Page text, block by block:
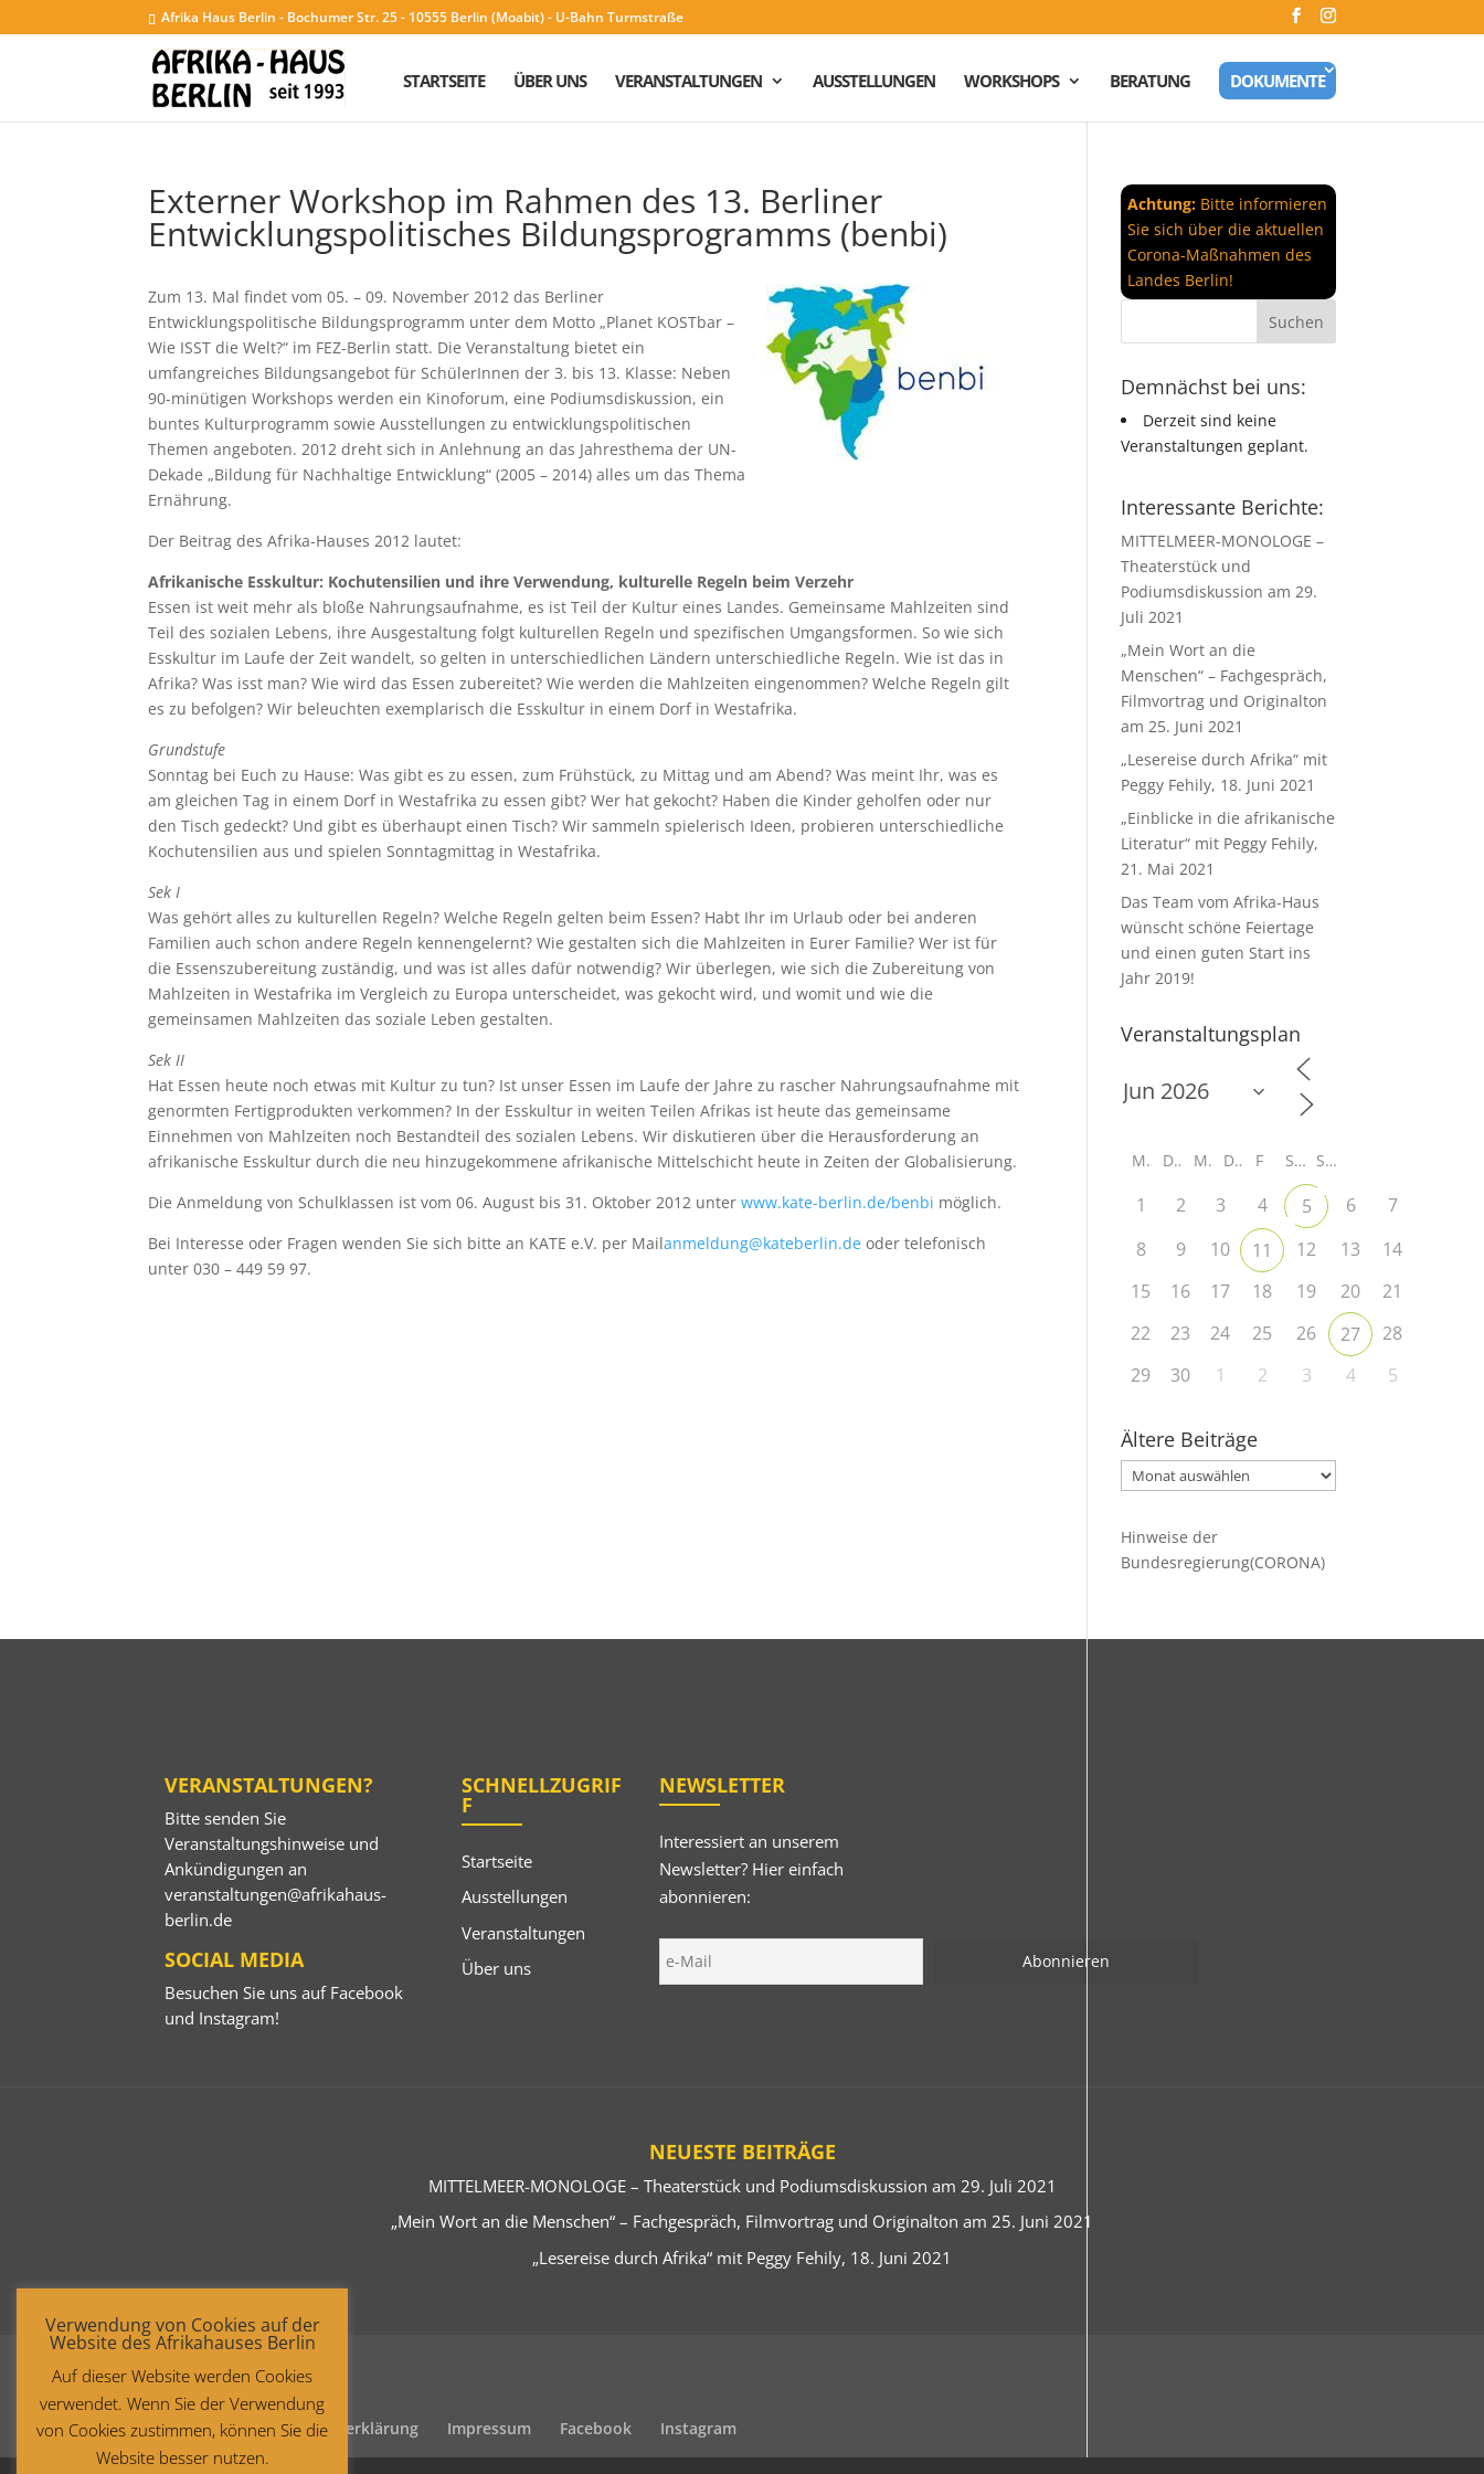
Afrika Haus Berlin - Bochumer Str. 25 - 10555 Berlin (Moabit) - U-Bahn Turmstraße
STARTSEITE ÜBER UNS VERANSTALTUNGEN AUSSTELLUNGEN WORKSHOPS BERATUNG DOKUMENTE
Externer Workshop im Rahmen des 13. Berliner
Entwicklungspolitisches Bildungsprogramms (benbi)
Zum 13. Mal findet vom 05. – 09. November 2012 das Berliner
Entwicklungspolitische Bildungsprogramm unter dem Motto „Planet KOSTbar –
Wie ISST die Welt?“ im FEZ-Berlin statt. Die Veranstaltung bietet ein
umfangreiches Bildungsangebot für SchülerInnen der 3. bis 13. Klasse: Neben
90-minütigen Workshops werden ein Kinoforum, eine Podiumsdiskussion, ein
buntes Kulturprogramm sowie Ausstellungen zu entwicklungspolitischen
Themen angeboten. 2012 dreht sich in Anlehnung an das Jahresthema der UN-
Dekade „Bildung für Nachhaltige Entwicklung“ (2005 – 2014) alles um das Thema
Ernährung.
Der Beitrag des Afrika-Hauses 2012 lautet:
Afrikanische Esskultur: Kochutensilien und ihre Verwendung, kulturelle Regeln beim Verzehr
Essen ist weit mehr als bloße Nahrungsaufnahme, es ist Teil der Kultur eines Landes. Gemeinsame Mahlzeiten sind
Teil des sozialen Lebens, ihre Ausgestaltung folgt kulturellen Regeln und spezifischen Umgangsformen. So wie sich
Esskultur im Laufe der Zeit wandelt, so gelten in unterschiedlichen Ländern unterschiedliche Regeln. Wie ist das in
Afrika? Was isst man? Wie wird das Essen zubereitet? Wie werden die Mahlzeiten eingenommen? Welche Regeln gilt
es zu befolgen? Wir beleuchten exemplarisch die Esskultur in einem Dorf in Westafrika.
Grundstufe
Sonntag bei Euch zu Hause: Was gibt es zu essen, zum Frühstück, zu Mittag und am Abend? Was meint Ihr, was es
am gleichen Tag in einem Dorf in Westafrika zu essen gibt? Wer hat gekocht? Haben die Kinder geholfen oder nur
den Tisch gedeckt? Und gibt es überhaupt einen Tisch? Wir sammeln spielerisch Ideen, probieren unterschiedliche
Kochutensilien aus und spielen Sonntagmittag in Westafrika.
Sek I
Was gehört alles zu kulturellen Regeln? Welche Regeln gelten beim Essen? Habt Ihr im Urlaub oder bei anderen
Familien auch schon andere Regeln kennengelernt? Wie gestalten sich die Mahlzeiten in Eurer Familie? Wer ist für
die Essenszubereitung zuständig, und was ist alles dafür notwendig? Wir überlegen, wie sich die Zubereitung von
Mahlzeiten in Westafrika im Vergleich zu Europa unterscheidet, was gekocht wird, und womit und wie die
gemeinsamen Mahlzeiten das soziale Leben gestalten.
Sek II
Hat Essen heute noch etwas mit Kultur zu tun? Ist unser Essen im Laufe der Jahre zu rascher Nahrungsaufnahme mit
genormten Fertigprodukten verkommen? In der Esskultur in weiten Teilen Afrikas ist heute das gemeinsame
Einnehmen von Mahlzeiten noch Bestandteil des sozialen Lebens. Wir diskutieren über die Herausforderung an
afrikanische Esskultur durch die neu hinzugekommene afrikanische Mittelschicht heute in Zeiten der Globalisierung.
Die Anmeldung von Schulklassen ist vom 06. August bis 31. Oktober 2012 unterwww.kate-berlin.de/benbi möglich.
Bei Interesse oder Fragen wenden Sie sich bitte an KATE e.V. per Mailanmeldung@kateberlin.de oder telefonisch
unter 030 – 449 59 97.
Achtung: Bitte informieren
Sie sich über die aktuellen
Corona-Maßnahmen des
Landes Berlin!
Demnächst bei uns:
Derzeit sind keine
Veranstaltungen geplant.
Interessante Berichte:
MITTELMEER-MONOLOGE –
Theaterstück und
Podiumsdiskussion am 29.
Juli 2021
„Mein Wort an die
Menschen“ – Fachgespräch,
Filmvortrag und Originalton
am 25. Juni 2021
„Lesereise durch Afrika“ mit
Peggy Fehily, 18. Juni 2021
„Einblicke in die afrikanische
Literatur“ mit Peggy Fehily,
21. Mai 2021
Das Team vom Afrika-Haus
wünscht schöne Feiertage
und einen guten Start ins
Jahr 2019!
Veranstaltungsplan
M D M D F S S
1 2 3 4 5 6
7
8
9 10 11 12 13
14
15
16 17 18 19 20
21
22
23 24 25 26 27
28
29
30 1 2 3 4 5
Ältere Beiträge
Ältere
Beiträge
Hinweise der
Bundesregierung(CORONA)
VERANSTALTUNGEN?
Bitte senden Sie
Veranstaltungshinweise und
Ankündigungen an
veranstaltungen@afrikahaus-
berlin.de
SOCIAL MEDIA
Besuchen Sie uns auf Facebook
und Instagram!
SCHNELLZUGRIF
F
Startseite
Ausstellungen
Veranstaltungen
Über uns
NEWSLETTER
Interessiert an unserem
Newsletter? Hier einfach
abonnieren:
NEUESTE BEITRÄGE
MITTELMEER-MONOLOGE – Theaterstück und Podiumsdiskussion am 29. Juli 2021
„Mein Wort an die Menschen“ – Fachgespräch, Filmvortrag und Originalton am 25. Juni 2021
„Lesereise durch Afrika“ mit Peggy Fehily, 18. Juni 2021
Startseite Datenschutzerklärung Impressum Facebook Instagram
Verwendung von Cookies auf der
Website des Afrikahauses Berlin
Auf dieser Website werden Cookies
verwendet. Wenn Sie der Verwendung
von Cookies zustimmen, können Sie die
Website besser nutzen.